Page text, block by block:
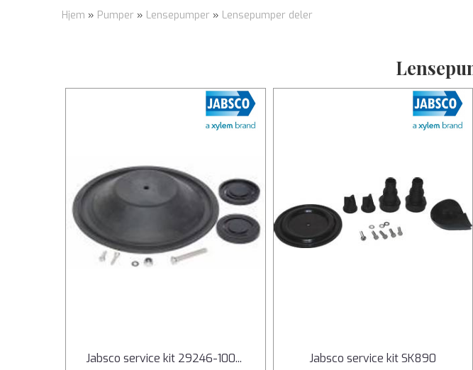
Hjem » Pumper » Lensepumper » Lensepumper deler
Jabsco service kit 29246-100... Jabsco service kit SK890